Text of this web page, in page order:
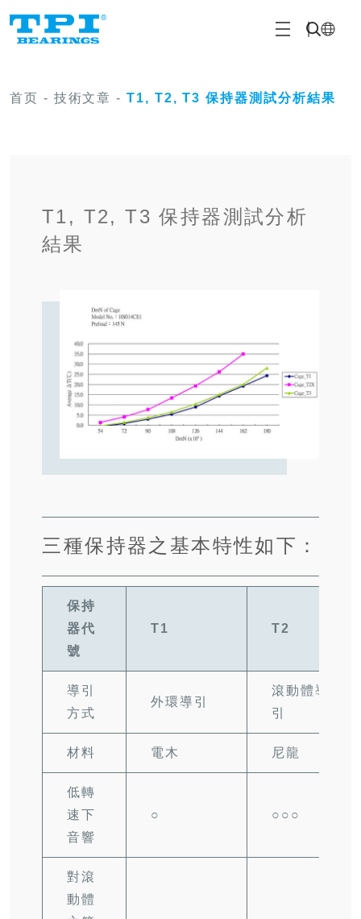
首页 - 技術文章 -T1, T2, T3 保持器測試分析結果
T1, T2, T3 保持器測試分析
結果
三種保持器之基本特性如下：
保持
器代
號
T1 T2
導引
方式
外環導引
滾動體導
引
材料 電木 尼龍
低轉
速下
音響
○ ○○○
對滾
動體